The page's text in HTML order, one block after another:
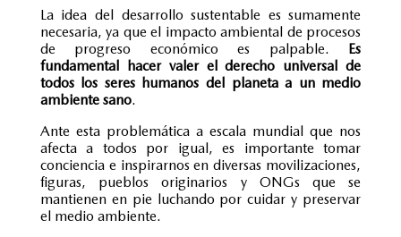
La idea del desarrollo sustentable es sumamente
necesaria, ya que el impacto ambiental de procesos
de progreso económico es palpable. Es
fundamental hacer valer el derecho universal de
todos los seres humanos del planeta a un medio
ambiente sano.
Ante esta problemática a escala mundial que nos
afecta a todos por igual, es importante tomar
conciencia e inspirarnos en diversas movilizaciones,
figuras, pueblos originarios y ONGs que se
mantienen en pie luchando por cuidar y preservar
el medio ambiente.